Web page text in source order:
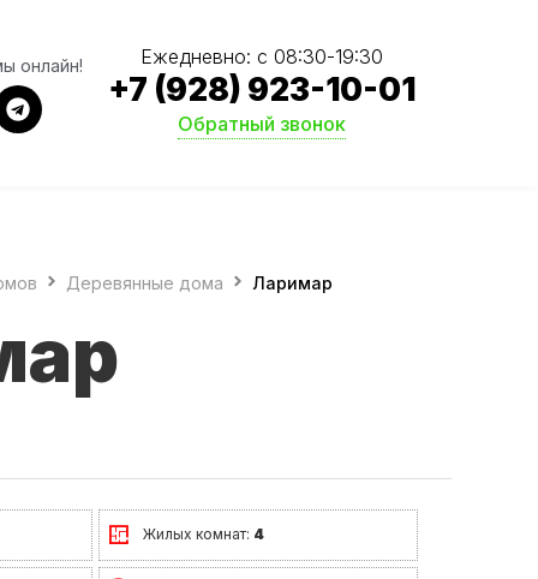
онлайн! Ежедневно: с 08:30-19:30
+7 (928) 923-10-01
Обратный звонок
Деревянные дома Ларимар
Жилых комнат: 4